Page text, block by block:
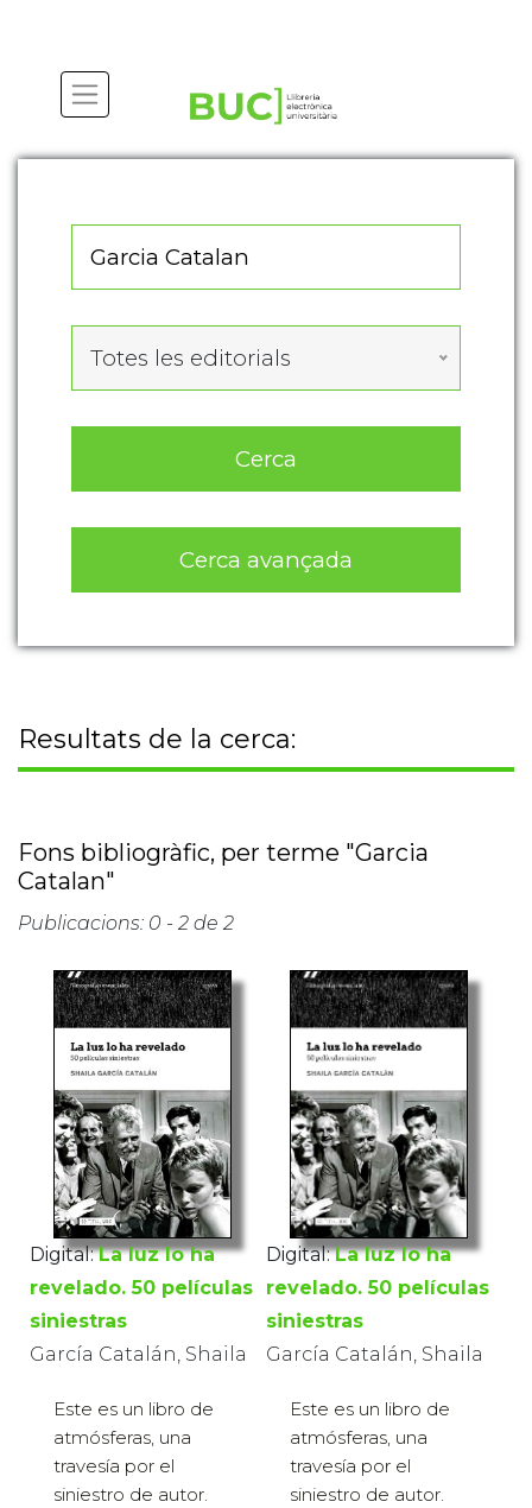
Totes les editorials
Cerca
Cerca avançada
Resultats de la cerca:
Fons bibliogràfic, per terme "Garcia
Catalan"
Publicacions: 0 - 2 de 2
Digital: La luz lo ha
revelado. 50 películas
siniestras
García Catalán, Shaila
Este es un libro de
atmósferas, una
travesía por el
siniestro de autor.
Digital: La luz lo ha
revelado. 50 películas
siniestras
García Catalán, Shaila
Este es un libro de
atmósferas, una
travesía por el
siniestro de autor.